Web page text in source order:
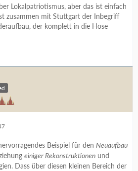
Lokalpatriotismus, aber das ist einfach
zusammen mit Stuttgart der Inbegriff
der komplett in die Hose
Beispiel für den Neuaufbau
einiger Rekonstruktionen und
Dass über diesen kleinen Bereich der